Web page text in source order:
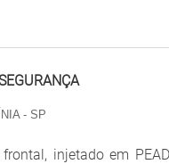
- SP
frontal, injetado em